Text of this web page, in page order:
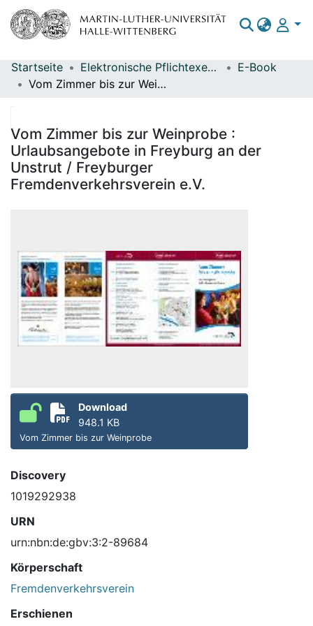
Bereiche & Sammlungen
Statistiken
Startseite Elektronische Pflichtexemplare
E-Book
Vom Zimmer bis zur Weinprobe : Urlaubsangebote in Freyburg an der Unstrut / Freyburger Fremdenverkehrsverein e.V.
Vom Zimmer bis zur Weinprobe :
Urlaubsangebote in Freyburg an der
Unstrut / Freyburger
Fremdenverkehrsverein e.V.
Download
948.1 KB
Vom Zimmer bis zur Weinprobe
Discovery
1019292938
URN
urn:nbn:de:gbv:3:2-89684
Körperschaft
Fremdenverkehrsverein
Erschienen